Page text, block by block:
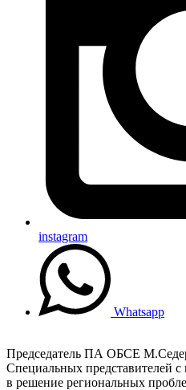
instagram
Whatsapp
Председатель ПА ОБСЕ
Специальных представителей
в решение региональных